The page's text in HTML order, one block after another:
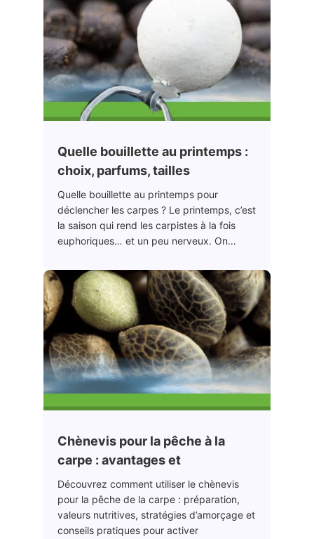
Quelle bouillette au printemps :
choix, parfums, tailles
Quelle bouillette au printemps pour
déclencher les carpes ? Le printemps, c’est
la saison qui rend les carpistes à la fois
euphoriques… et un peu nerveux. On…
Chènevis pour la pêche à la
carpe : avantages et
Découvrez comment utiliser le chènevis
pour la pêche de la carpe : préparation,
valeurs nutritives, stratégies d’amorçage et
conseils pratiques pour activer